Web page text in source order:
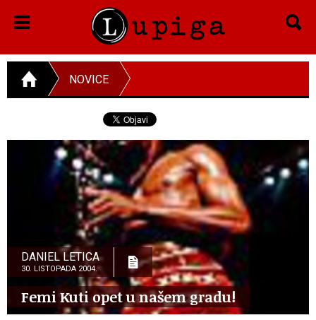
NOVICE
DANIEL LETICA
30. LISTOPADA 2004.
Femi Kuti opet u našem gradu!